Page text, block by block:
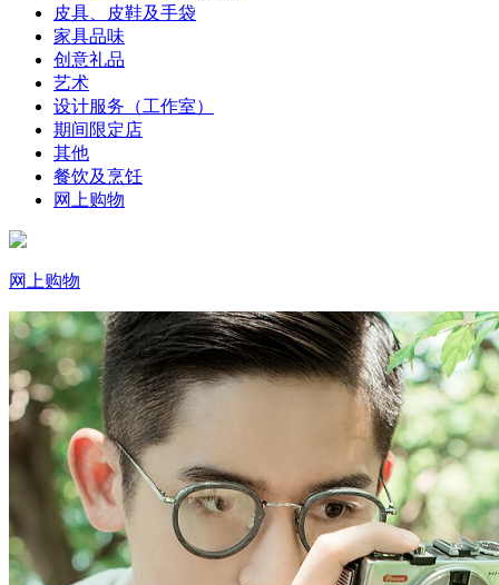
皮具、皮鞋及手袋
家具品味
创意礼品
艺术
设计服务（工作室）
期间限定店
其他
餐饮及烹饪
网上购物
网上购物